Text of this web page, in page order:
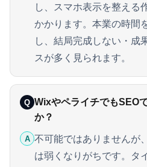
し、スマホ表示を整える
かかります。本業の時間
し、結局完成しない・成
スが多く見られます。
Q WixやペライチでもSEO
か？
A 不可能ではありませんが
は弱くなりがちです。タ